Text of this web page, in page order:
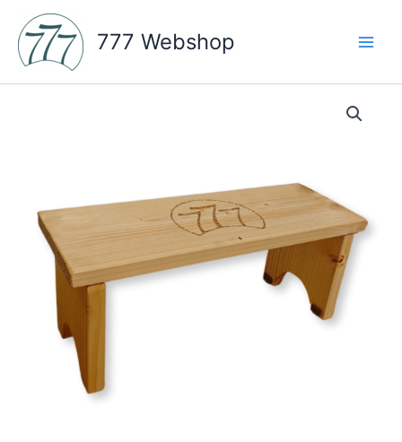
content
777 Webshop